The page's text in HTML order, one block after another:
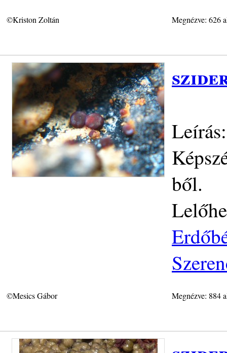
©Kriston Zoltán Megnézve: 626
ből.
©Mesics Gábor Megnézve: 884